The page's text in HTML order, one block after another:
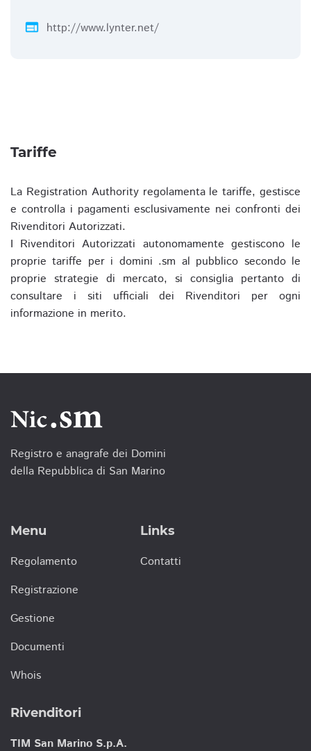
web http://www.lynter.net/
Tariffe
La Registration Authority regolamenta le tariffe, gestisce
e controlla i pagamenti esclusivamente nei confronti dei
Rivenditori Autorizzati.
I Rivenditori Autorizzati autonomamente gestiscono le
proprie tariffe per i domini .sm al pubblico secondo le
proprie strategie di mercato, si consiglia pertanto di
consultare i siti ufficiali dei Rivenditori per ogni
informazione in merito.
Registro e anagrafe dei Domini
della Repubblica di San Marino
Menu
Regolamento
Registrazione
Gestione
Documenti
Whois
Links
Contatti
Rivenditori
TIM San Marino S.p.A.